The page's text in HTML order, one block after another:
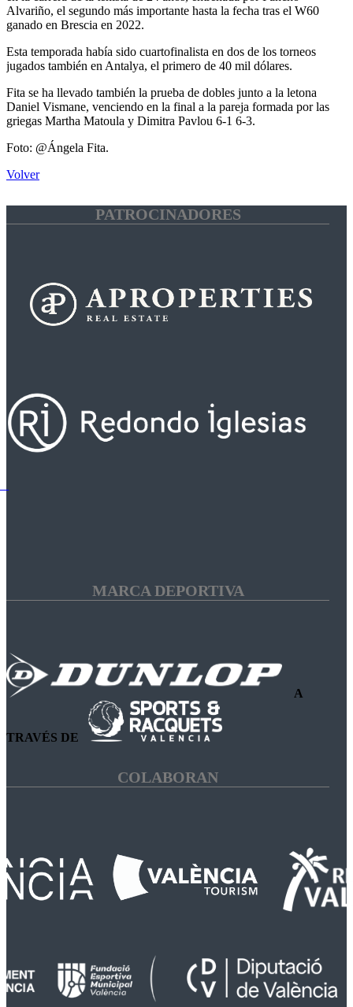
Alvariño, el segundo más importante hasta la fecha tras el W60
ganado en Brescia en 2022.
Esta temporada había sido cuartofinalista en dos de los torneos
jugados también en Antalya, el primero de 40 mil dólares.
Fita se ha llevado también la prueba de dobles junto a la letona
Daniel Vismane, venciendo en la final a la pareja formada por las
griegas Martha Matoula y Dimitra Pavlou 6-1 6-3.
Foto: @Ángela Fita.
Volver
PATROCINADORES
MARCA DEPORTIVA
A
TRAVÉS DE
COLABORAN